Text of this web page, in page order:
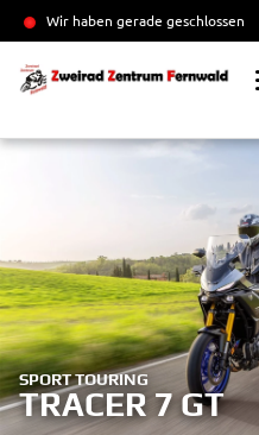
Wir haben gerade geschlossen
SPORT TOURING
TRACER 7 GT